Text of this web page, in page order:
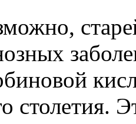
столетия.